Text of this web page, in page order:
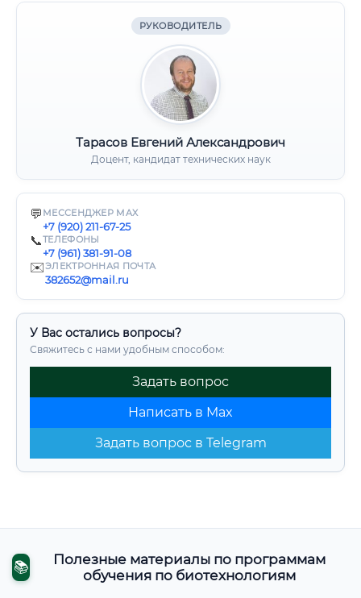
РУКОВОДИТЕЛЬ
Тарасов Евгений Александрович
Доцент, кандидат технических наук
💬 МЕССЕНДЖЕР MAX
+7 (920) 211-67-25
📞ТЕЛЕФОНЫ
+7 (961) 381-91-08
✉️ЭЛЕКТРОННАЯ ПОЧТА
382652@mail.ru
У Вас остались вопросы?
Свяжитесь с нами удобным способом:
Задать вопрос
Написать в Max
Задать вопрос в Telegram
📚
Полезные материалы по программам
обучения по биотехнологиям